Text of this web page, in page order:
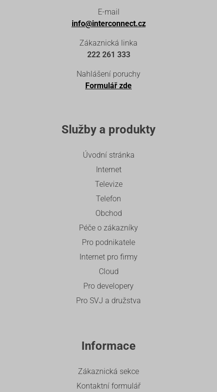
E-mail
info@interconnect.cz
Zákaznická linka
222 261 333
Nahlášení poruchy
Formulář zde
Služby a produkty
Úvodní stránka
Internet
Televize
Telefon
Obchod
Péče o zákazníky
Pro podnikatele
Internet pro firmy
Cloud
Pro developery
Pro SVJ a družstva
Informace
Zákaznická sekce
Kontaktní formulář